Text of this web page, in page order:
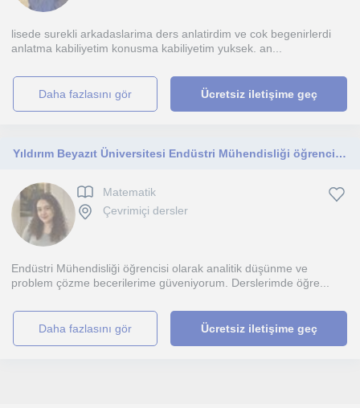
lisede surekli arkadaslarima ders anlatirdim ve cok begenirlerdi
anlatma kabiliyetim konusma kabiliyetim yuksek. an...
daha fazlasını gör Ücretsiz iletişime geç
Yıldırım Beyazıt Üniversitesi Endüstri Mühendisliği öğrencisiyim İlkokuldan TYT seviyesine online matematik dersleri veriyorum
Matematik
Çevrimiçi dersler
Endüstri Mühendisliği öğrencisi olarak analitik düşünme ve
problem çözme becerilerime güveniyorum. Derslerimde öğre...
daha fazlasını gör Ücretsiz iletişime geç